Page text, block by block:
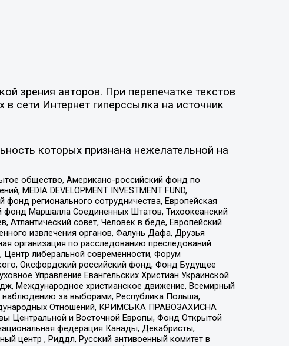
зрения авторов. При перепечатке текстов
сети Интернет гиперссылка на источник
которых признана нежелательной на
общество, Американо-российский фонд по
DEVELOPMENT INVESTMENT FUND,
регионального сотрудничества, Европейская
Маршалла Соединенных Штатов, Тихоокеанский
совет, Человек в беде, Европейский
извлечения органов, Фалунь Дафа, Друзья
организация по расследованию преследований
либеральной современности, Форум
Оксфордский российский фонд, Фонд Будущее
Управление Евангельских Христиан Украинской
Международное христианское движение, Всемирный
наблюдению за выборами, Республика Польша,
Отношений, КРИМСЬКА ПРАВОЗАХИСНА
Центральной и Восточной Европы, Фонд Открытой
федерация Канады, Декабристы,
центр , Риддл, Русский антивоенный комитет в